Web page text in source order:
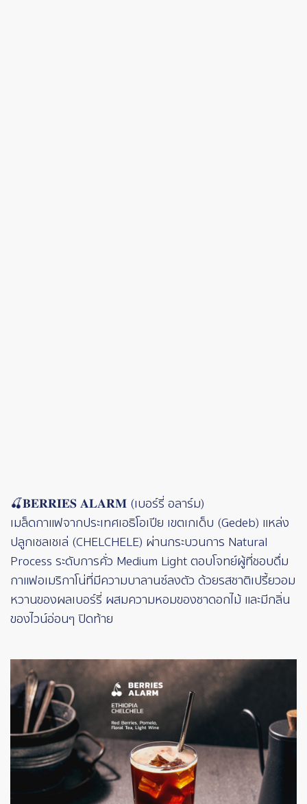
🍒𝐁𝐄𝐑𝐑𝐈𝐄𝐒 𝐀𝐋𝐀𝐑𝐌 (เบอร์รี่ อลาร์ม)
เมล็ดกาแฟจากประเทศเอธิโอเปีย เขตเกเด็บ (Gedeb) แหล่ง
ปลูกเชลเชเล่ (CHELCHELE) ผ่านกระบวนการ Natural
Process ระดับการคั่ว Medium Light ตอบโจทย์ผู้ที่ชอบดื่ม
กาแฟอเมริกาโน่ที่มีความบาลานซ์ลงตัว ด้วยรสชาติเปรี้ยวอม
หวานของผลเบอร์รี่ ผสมความหอมของชาดอกไม้ และมีกลิ่น
ของไวน์อ่อนๆ ปิดท้าย